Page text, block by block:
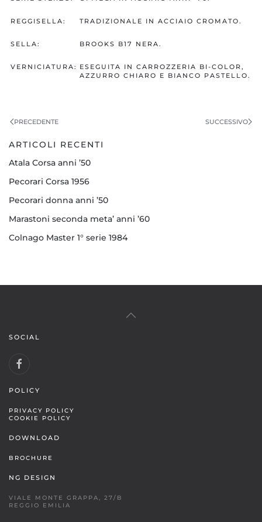
REGGISELLA: TRADIZIONALE IN ACCIAIO CROMATO.
SELLA: BROOKS B17 NERA.
VERNICIATURA: ESEGUITA IN CARROZZERIA BI-COLOR,
AZZURRO CHIARO E BIANCO PASTELLO.
PRECEDENTE SUCCESSIVO
ARTICOLI RECENTI
Atala Corsa anni ’50
Pecorari Corsa 1956
Pecorari donna anni ’50
Marastoni seconda meta’ anni ’60
Colnago Master 1° serie 1984
SOCIAL
POLICY
PRIVACY POLICY
COOKIE POLICY
DOWNLOAD
BROCHURE
NG DESIGN
VIALE MONTE GRAPPA, 27/B
REGGIO EMILIA